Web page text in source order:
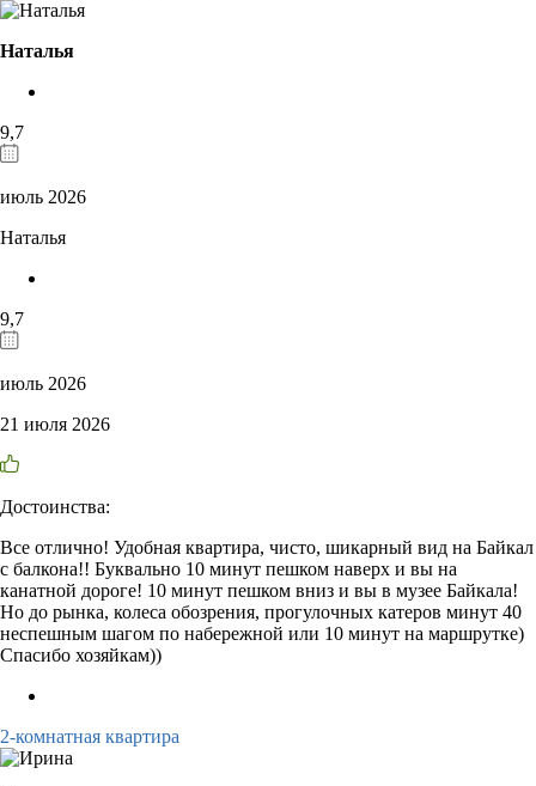
Наталья
9,7
июль 2026
Наталья
9,7
июль 2026
21 июля 2026
Достоинства:
Все отлично! Удобная квартира, чисто, шикарный вид на Байкал
с балкона!! Буквально 10 минут пешком наверх и вы на
канатной дороге! 10 минут пешком вниз и вы в музее Байкала!
Но до рынка, колеса обозрения, прогулочных катеров минут 40
неспешным шагом по набережной или 10 минут на маршрутке)
Спасибо хозяйкам))
2-комнатная квартира